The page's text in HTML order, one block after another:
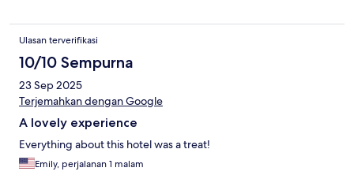
Ulasan terverifikasi
10/10 Sempurna
23 Sep 2025
Terjemahkan dengan Google
A lovely experience
Everything about this hotel was a treat!
Emily, perjalanan 1 malam